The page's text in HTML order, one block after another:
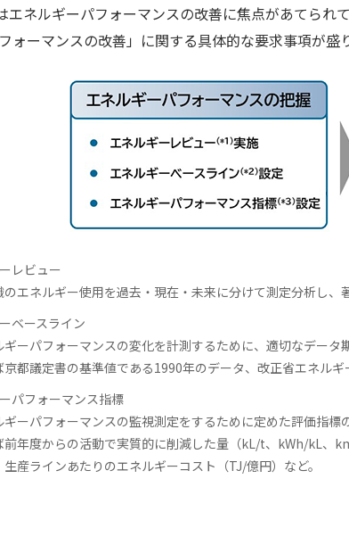
エネルギーパフォーマンスの改善に焦点があてら
ォーマンスの改善」に関する具体的な要求事項が盛
レビュー
のエネルギー使用を過去・現在・未来に分けて測定分析し
ベースライン
ギーパフォーマンスの変化を計測するために、適切なデータ
京都議定書の基準値である1990年のデータ、改正省エネル
パフォーマンス指標
ギーパフォーマンスの監視測定をするために定めた評価指標
前年度からの活動で実質的に削減した量（kL/t、kWh/kL、
生産ラインあたりのエネルギーコスト（TJ/億円）など。